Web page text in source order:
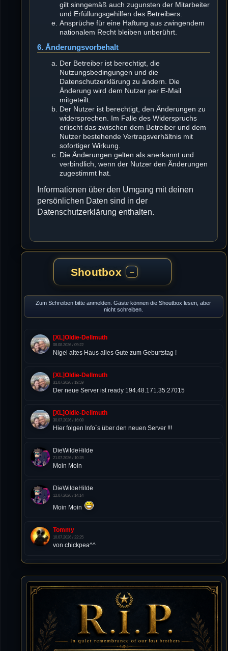
gilt sinngemäß auch zugunsten der Mitarbeiter
und Erfüllungsgehilfen des Betreibers.
Ansprüche für eine Haftung aus zwingendem
nationalem Recht bleiben unberührt.
6. Änderungsvorbehalt
Der Betreiber ist berechtigt, die
Nutzungsbedingungen und die
Datenschutzerklärung zu ändern. Die
Änderung wird dem Nutzer per E-Mail
mitgeteilt.
Der Nutzer ist berechtigt, den Änderungen zu
widersprechen. Im Falle des Widerspruchs
erlischt das zwischen dem Betreiber und dem
Nutzer bestehende Vertragsverhältnis mit
sofortiger Wirkung.
Die Änderungen gelten als anerkannt und
verbindlich, wenn der Nutzer den Änderungen
zugestimmt hat.
Informationen über den Umgang mit deinen
persönlichen Daten sind in der
Datenschutzerklärung enthalten.
Shoutbox −
Zum Schreiben bitte anmelden. Gäste können die Shoutbox lesen, aber
nicht schreiben.
[XL]Oldie-Dellmuth
08.08.2026 / 09:22
Nigel altes Haus alles Gute zum Geburtstag !
[XL]Oldie-Dellmuth
31.07.2026 / 18:59
Der neue Server ist ready 194.48.171.35:27015
[XL]Oldie-Dellmuth
30.07.2026 / 16:08
Hier folgen Info´s über den neuen Server !!!
DieWildeHilde
21.07.2026 / 10:28
Moin Moin
DieWildeHilde
12.07.2026 / 14:14
Moin Moin
Tommy
10.07.2026 / 22:25
von chickpea^^
10.07.2026 / 22:25
Letzte Aktivität:
27. Dez 2023, 22:48
DieWildeHilde
10.07.2026 / 12:48
Happy Birthday Chickpea